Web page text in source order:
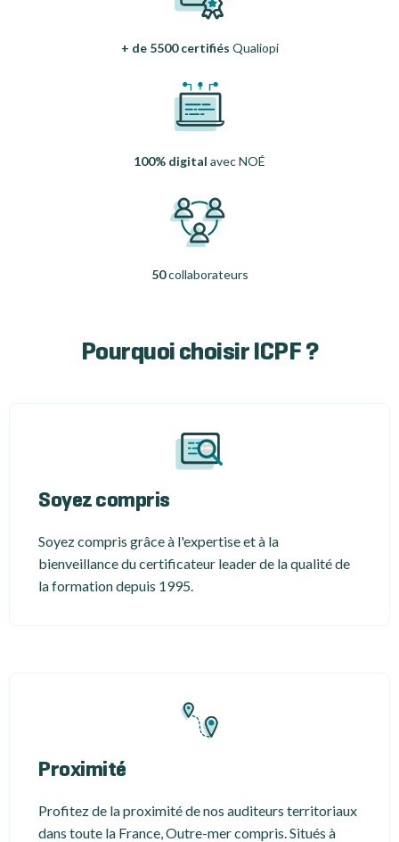
+ de 5500 certifiés Qualiopi
100% digital avec NOÉ
50collaborateurs
Pourquoi choisir ICPF ?
Soyez compris
Soyez compris grâce à l'expertise et à la
bienveillance du certificateur leader de la qualité de
la formation depuis 1995.
Proximité
Profitez de la proximité de nos auditeurs territoriaux
dans toute la France, Outre-mer compris. Situés à